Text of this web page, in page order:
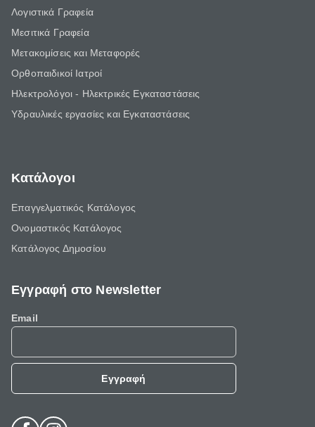
Λογιστικά Γραφεία
Μεσιτικά Γραφεία
Μετακομίσεις και Μεταφορές
Ορθοπαιδικοί Ιατροί
Ηλεκτρολόγοι - Ηλεκτρικές Εγκαταστάσεις
Υδραυλικές εργασίες και Εγκαταστάσεις
Κατάλογοι
Επαγγελματικός Κατάλογος
Ονομαστικός Κατάλογος
Κατάλογος Δημοσίου
Εγγραφή στο Newsletter
Email
Εγγραφή